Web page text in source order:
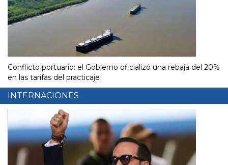
Conflicto portuario: el Gobierno oficializó una rebaja del 20%
en las tarifas del practicaje
INTERNACIONES